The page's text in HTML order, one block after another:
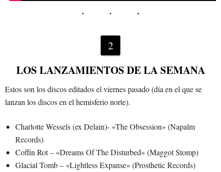
2
LOS LANZAMIENTOS DE LA SEMANA
Estos son los discos editados el viernes pasado (día en el que se
lanzan los discos en el hemisferio norte).
Charlotte Wessels (ex Delain)- «The Obsession» (Napalm
Records)
Coffin Rot – «Dreams Of The Disturbed» (Maggot Stomp)
Glacial Tomb – «Lightless Expanse» (Prosthetic Records)